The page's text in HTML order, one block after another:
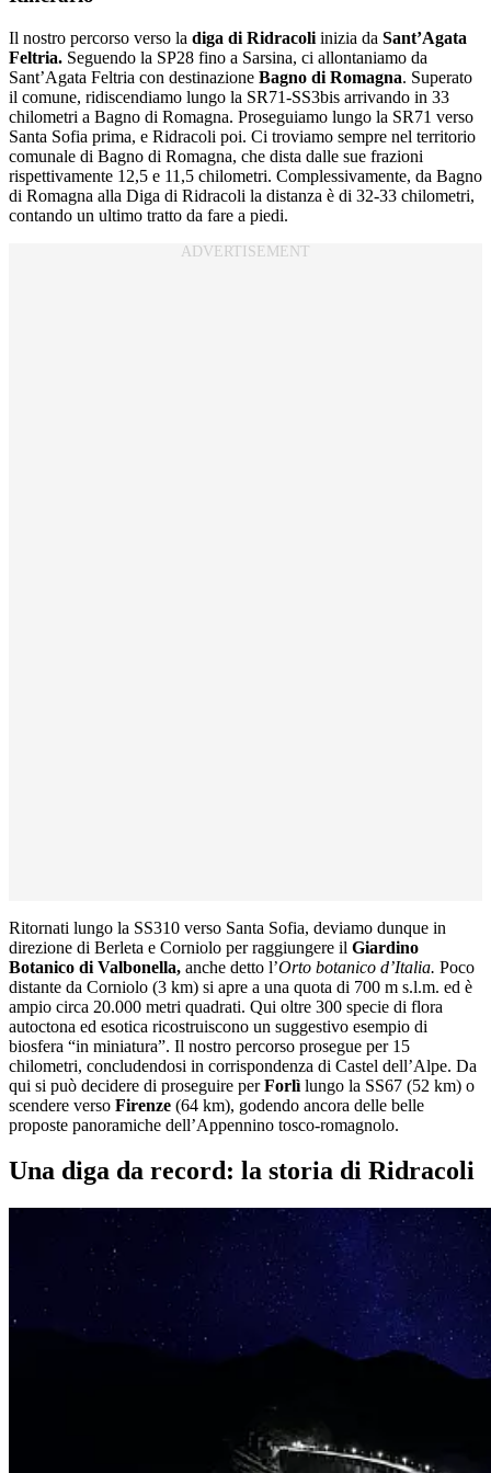
Il nostro percorso verso la diga di Ridracoli inizia da Sant’Agata
Feltria. Seguendo la SP28 fino a Sarsina, ci allontaniamo da
Sant’Agata Feltria con destinazione Bagno di Romagna. Superato
il comune, ridiscendiamo lungo la SR71-SS3bis arrivando in 33
chilometri a Bagno di Romagna. Proseguiamo lungo la SR71 verso
Santa Sofia prima, e Ridracoli poi. Ci troviamo sempre nel territorio
comunale di Bagno di Romagna, che dista dalle sue frazioni
rispettivamente 12,5 e 11,5 chilometri. Complessivamente, da Bagno
di Romagna alla Diga di Ridracoli la distanza è di 32-33 chilometri,
contando un ultimo tratto da fare a piedi.
Ritornati lungo la SS310 verso Santa Sofia, deviamo dunque in
direzione di Berleta e Corniolo per raggiungere il Giardino
Botanico di Valbonella, anche detto l’Orto botanico d’Italia. Poco
distante da Corniolo (3 km) si apre a una quota di 700 m s.l.m. ed è
ampio circa 20.000 metri quadrati. Qui oltre 300 specie di flora
autoctona ed esotica ricostruiscono un suggestivo esempio di
biosfera “in miniatura”. Il nostro percorso prosegue per 15
chilometri, concludendosi in corrispondenza di Castel dell’Alpe. Da
qui si può decidere di proseguire perForlì lungo la SS67 (52 km) o
scendere verso Firenze (64 km), godendo ancora delle belle
proposte panoramiche dell’Appennino tosco-romagnolo.
Una diga da record: la storia di Ridracoli